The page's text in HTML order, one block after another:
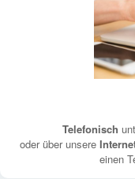
Telefonisch
oder über unsere
einen